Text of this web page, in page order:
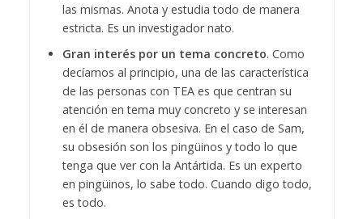
las mismas. Anota y estudia todo de manera
estricta. Es un investigador nato.
Gran interés por un tema concreto. Como
decíamos al principio, una de las característica
de las personas con TEA es que centran su
atención en tema muy concreto y se interesan
en él de manera obsesiva. En el caso de Sam,
su obsesión son los pingüinos y todo lo que
tenga que ver con la Antártida. Es un experto
en pingüinos, lo sabe todo. Cuando digo todo,
es todo.